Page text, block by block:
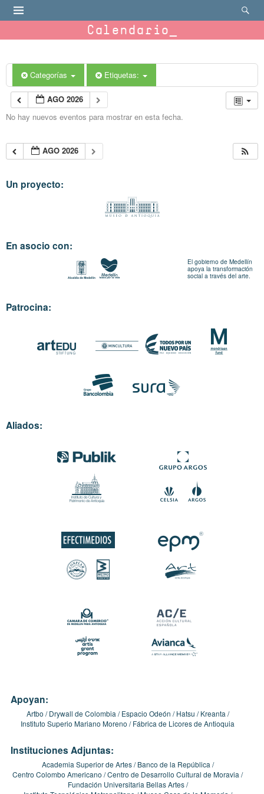
Calendario
Categorías Etiquetas:
AGO 2026
No hay nuevos eventos para mostrar en esta fecha.
AGO 2026
Un proyecto:
En asocio con:
El gobierno de Medellín
apoya la transformación
social a través del arte.
Patrocina:
Aliados:
Apoyan:
Artbo Drywall de Colombia Espacio Odeón Hatsu
Kreanta
Instituto Superio Mariano Moreno
Fábrica de Licores de Antioquia
Instituciones Adjuntas:
Academia Superior de Artes
Banco de la República
Centro Colombo Americano Centro de Desarrollo Cultural de Moravia
Fundación Universitaria Bellas Artes